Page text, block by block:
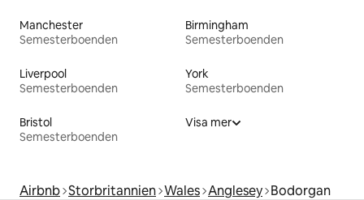
Manchester
Semesterboenden
Birmingham
Semesterboenden
Liverpool
Semesterboenden
York
Semesterboenden
Bristol
Semesterboenden
Visa mer
Airbnb Storbritannien Wales Anglesey Bodorgan